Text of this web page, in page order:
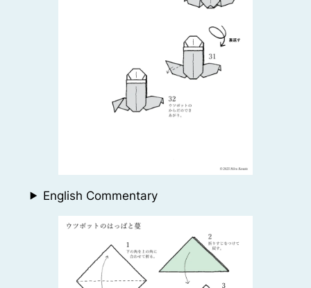
English Commentary